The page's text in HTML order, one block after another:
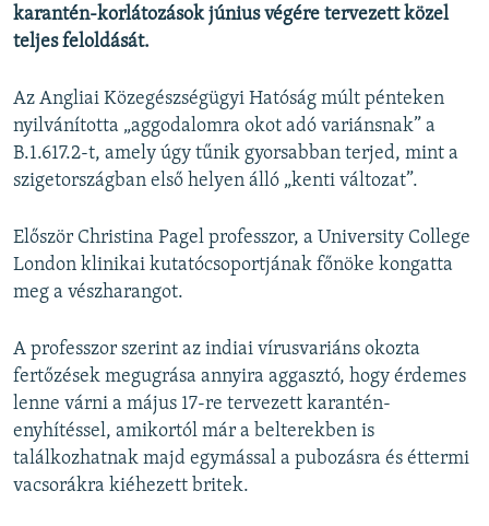
karantén-korlátozások június végére tervezett közel
teljes feloldását.
Az Angliai Közegészségügyi Hatóság múlt pénteken
nyilvánította „aggodalomra okot adó variánsnak” a
B.1.617.2-t, amely úgy tűnik gyorsabban terjed, mint a
szigetországban első helyen álló „kenti változat”.
Először Christina Pagel professzor, a University College
London klinikai kutatócsoportjának főnöke kongatta
meg a vészharangot.
A professzor szerint az indiai vírusvariáns okozta
fertőzések megugrása annyira aggasztó, hogy érdemes
lenne várni a május 17-re tervezett karantén-
enyhítéssel, amikortól már a belterekben is
találkozhatnak majd egymással a pubozásra és éttermi
vacsorákra kiéhezett britek.